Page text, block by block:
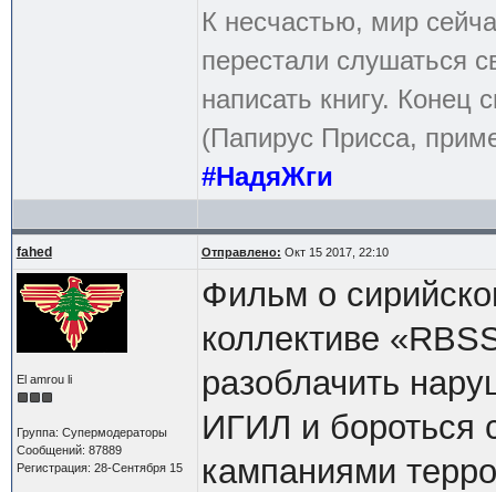
К несчастью, мир
перестали слушаться
написать книгу. Конец
(Папирус Присса,
#НадяЖги
fahed Отправлено: Окт 15 2017, 22:10
El amrou li
Группа: Супермодераторы
Сообщений: 87889
Регистрация: 28-Сентября 15
Фильм о
коллективе
разоблачить
ИГИЛ и бороться
кампаниями